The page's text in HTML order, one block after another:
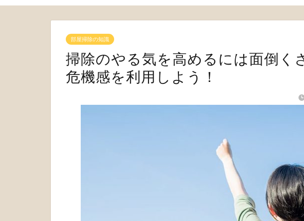
部屋掃除の知識
掃除のやる気を高めるには面倒く
危機感を利用しよう！